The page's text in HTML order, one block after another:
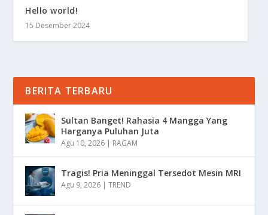
Hello world!
15 Desember 2024
BERITA TERBARU
Sultan Banget! Rahasia 4 Mangga Yang
Harganya Puluhan Juta
Agu 10, 2026 | RAGAM
Tragis! Pria Meninggal Tersedot Mesin MRI
Agu 9, 2026 |TREND